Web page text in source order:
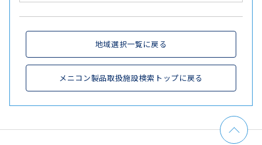
地域選択一覧に戻る
メニコン製品取扱施設検索トップに戻る